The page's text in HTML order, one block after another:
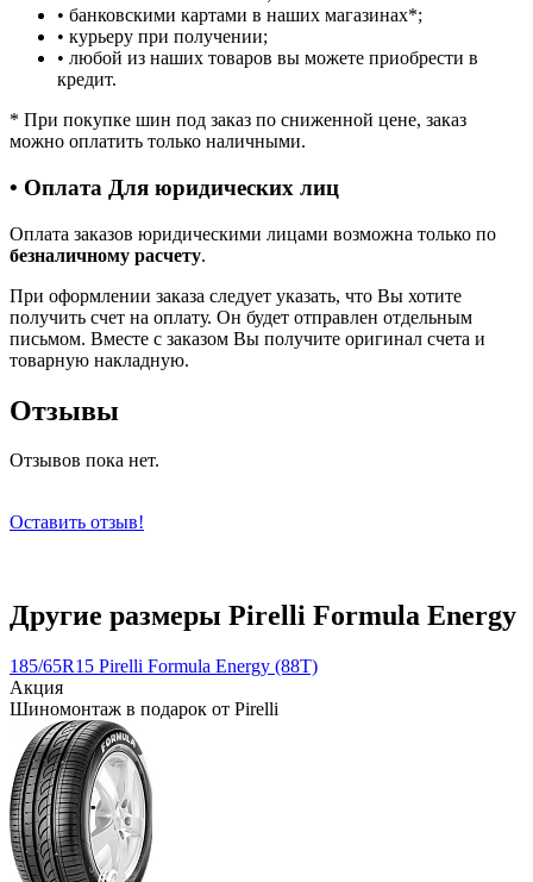
• банковскими картами в наших магазинах*;
• курьеру при получении;
• любой из наших товаров вы можете приобрести в
кредит.
* При покупке шин под заказ по сниженной цене, заказ
можно оплатить только наличными.
• Оплата Для юридических лиц
Оплата заказов юридическими лицами возможна только по
безналичному расчету.
При оформлении заказа следует указать, что Вы хотите
получить счет на оплату. Он будет отправлен отдельным
письмом. Вместе с заказом Вы получите оригинал счета и
товарную накладную.
Отзывы
Отзывов пока нет.
Оставить отзыв!
Другие размеры Pirelli Formula Energy
185/65R15 Pirelli Formula Energy (88T)
Акция
Шиномонтаж в подарок от Pirelli